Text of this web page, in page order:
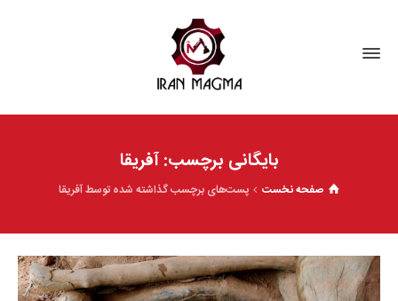
بایگانی برچسب: آفریقا
صفحه نخست پست‌های برچسب گذاشته شده توسط آفریقا